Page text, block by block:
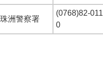
珠洲警察署
(0768)82-011
0